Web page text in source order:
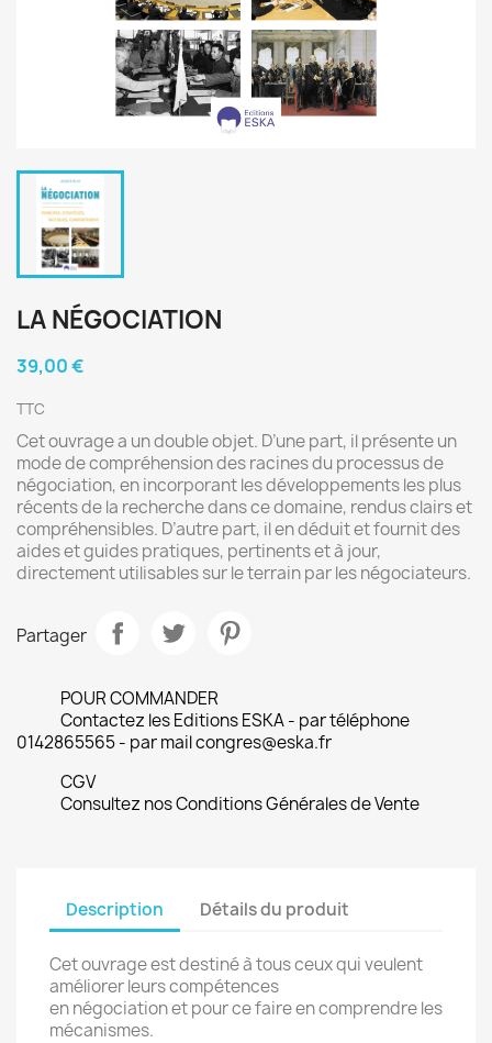
LA NÉGOCIATION
39,00 €
TTC
Cet ouvrage a un double objet. D’une part, il présente un
mode de compréhension des racines du processus de
négociation, en incorporant les développements les plus
récents de la recherche dans ce domaine, rendus clairs et
compréhensibles. D’autre part, il en déduit et fournit des
aides et guides pratiques, pertinents et à jour,
directement utilisables sur le terrain par les négociateurs.
Partager
POUR COMMANDER
Contactez les Editions ESKA - par téléphone
0142865565 - par mail congres@eska.fr
CGV
Consultez nos Conditions Générales de Vente
Description Détails du produit
Cet ouvrage est destiné à tous ceux qui veulent
améliorer leurs compétences
en négociation et pour ce faire en comprendre les
mécanismes.